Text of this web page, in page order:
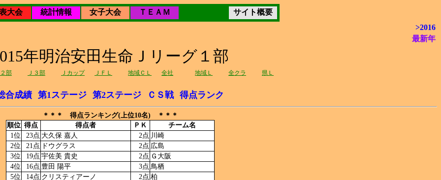
大会 統計情報 女子大会 ＴＥＡＭ
サイト概要
>2016
最新年
年明治安田生命Ｊリーグ１部
２部 Ｊ３部 Ｊカップ ＪＦＬ 地域ＣＬ 全社 地域Ｌ 全クラ 県Ｌ
合成績 第1ステージ 第2ステージ ＣＳ戦 得点ランク
＊＊＊ 得点ランキング(上位10名) ＊＊＊
順位 得点 得点者 ＰＫ
チーム名
1位
23点 大久保 嘉人 2点 川崎
2位
21点 ドウグラス 2点 広島
3位
19点 宇佐美 貴史 2点 Ｇ大阪
4位
16点 豊田 陽平 3点 鳥栖
5位
14点 クリスティアーノ 2点 柏